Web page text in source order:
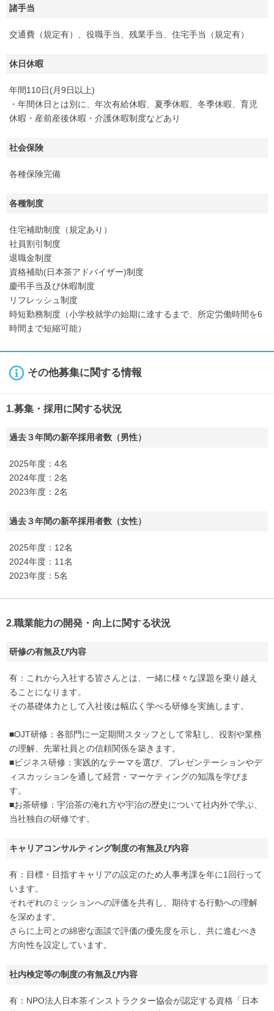
諸手当
交通費（規定有）、役職手当、残業手当、住宅手当（規定有）
休日休暇
年間110日(月9日以上)
・年間休日とは別に、年次有給休暇、夏季休暇、冬季休暇、育児
休暇・産前産後休暇・介護休暇制度などあり
社会保険
各種保険完備
各種制度
住宅補助制度（規定あり）
社員割引制度
退職金制度
資格補助(日本茶アドバイザー)制度
慶弔手当及び休暇制度
リフレッシュ制度
時短勤務制度（小学校就学の始期に達するまで、所定労働時間を6
時間まで短縮可能）
その他募集に関する情報
1.募集・採用に関する状況
過去３年間の新卒採用者数（男性）
2025年度：4名
2024年度：2名
2023年度：2名
過去３年間の新卒採用者数（女性）
2025年度：12名
2024年度：11名
2023年度：5名
2.職業能力の開発・向上に関する状況
研修の有無及び内容
有：これから入社する皆さんとは、一緒に様々な課題を乗り越え
ることになります。
その基礎体力として入社後は幅広く学べる研修を実施します。
■OJT研修：各部門に一定期間スタッフとして常駐し、役割や業務
の理解、先輩社員との信頼関係を築きます。
■ビジネス研修：実践的なテーマを選び、プレゼンテーションやデ
ィスカッションを通して経営・マーケティングの知識を学びま
す。
■お茶研修：宇治茶の淹れ方や宇治の歴史について社内外で学ぶ、
当社独自の研修です。
キャリアコンサルティング制度の有無及び内容
有：目標・目指すキャリアの設定のため人事考課を年に1回行って
います。
それぞれのミッションへの評価を共有し、期待する行動への理解
を深めます。
さらに上司との綿密な面談で評価の優先度を示し、共に進むべき
方向性を設定しています。
社内検定等の制度の有無及び内容
有：NPO法人日本茶インストラクター協会が認定する資格「日本